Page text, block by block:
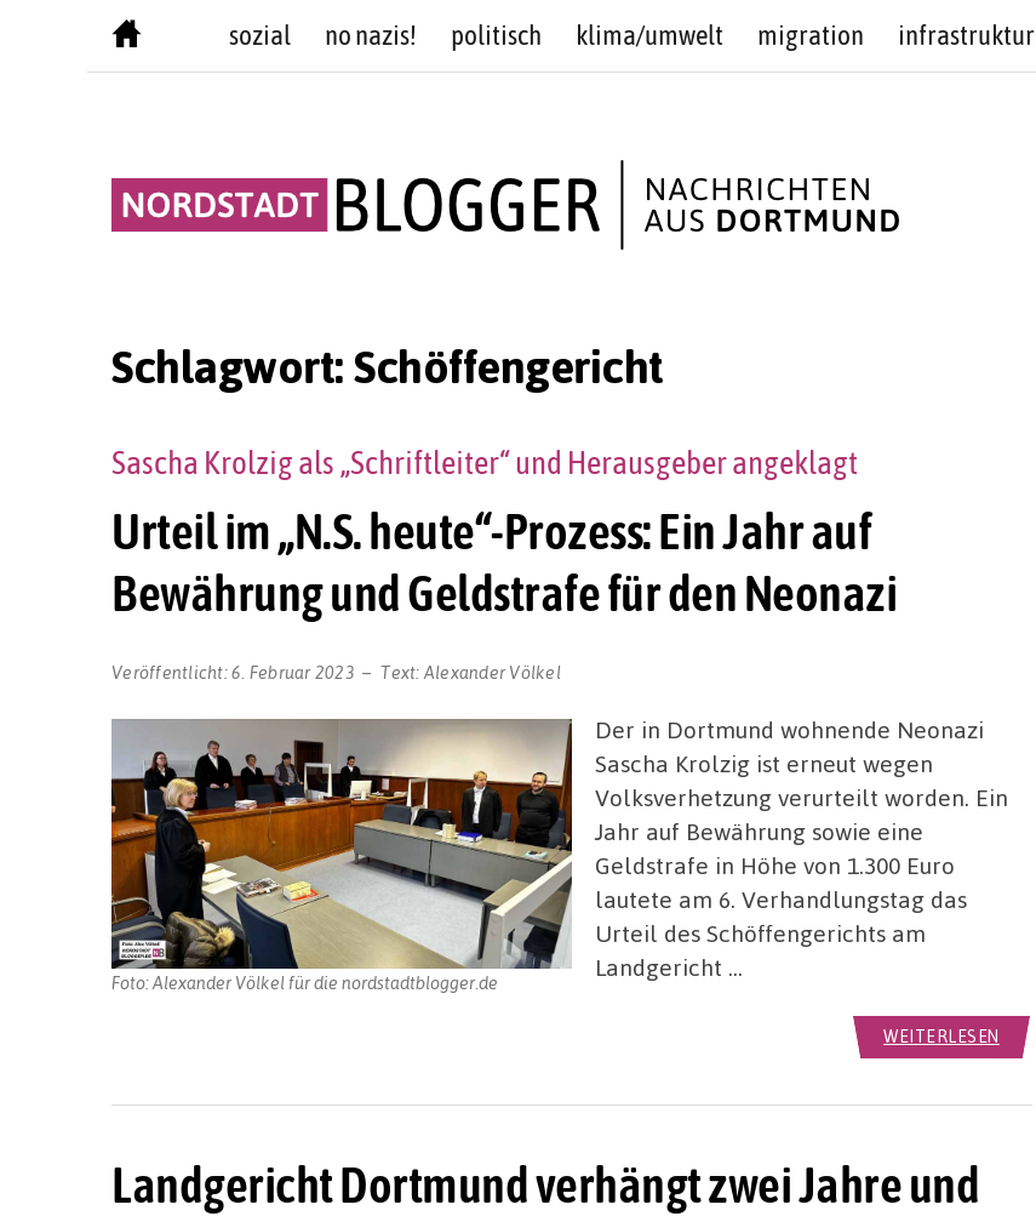
sozial no nazis! politisch klima/umwelt migration infrastruktur
Schlagwort:Schöffengericht
Urteil im „N.S. heute“-Prozess: Ein Jahr auf
Bewährung und Geldstrafe für den Neonazi
Sascha Krolzig als „Schriftleiter“ und Herausgeber angeklagt
Veröffentlicht:6. Februar 2023 Text: Alexander Völkel
Foto: Alexander Völkel für die nordstadtblogger.de
Der in Dortmund wohnende Neonazi
Sascha Krolzig ist erneut wegen
Volksverhetzung verurteilt worden. Ein
Jahr auf Bewährung sowie eine
Geldstrafe in Höhe von 1.300 Euro
lautete am 6. Verhandlungstag das
Urteil des Schöffengerichts am
Landgericht …
WEITERLESEN
Landgericht Dortmund verhängt zwei Jahre und